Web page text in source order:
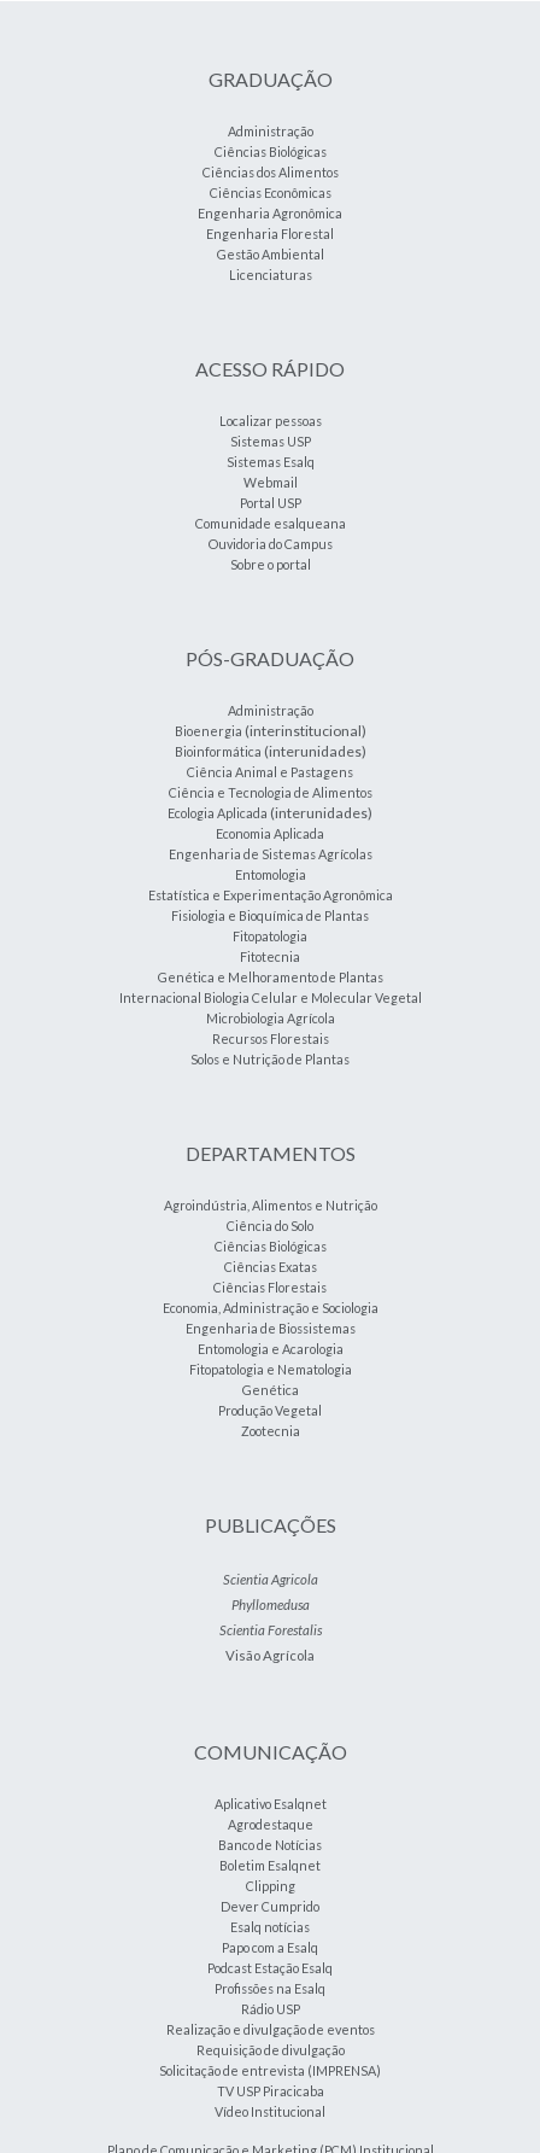
GRADUAÇÃO
Administração
Ciências Biológicas
Ciências dos Alimentos
Ciências Econômicas
Engenharia Agronômica
Engenharia Florestal
Gestão Ambiental
Licenciaturas
ACESSO RÁPIDO
Localizar pessoas
Sistemas USP
Sistemas Esalq
Webmail
Portal USP
Comunidade esalqueana
Ouvidoria do Campus
Sobre o portal
PÓS-GRADUAÇÃO
Administração
Bioenergia (interinstitucional)
Bioinformática (interunidades)
Ciência Animal e Pastagens
Ciência e Tecnologia de Alimentos
Ecologia Aplicada (interunidades)
Economia Aplicada
Engenharia de Sistemas Agrícolas
Entomologia
Estatística e Experimentação Agronômica
Fisiologia e Bioquímica de Plantas
Fitopatologia
Fitotecnia
Genética e Melhoramento de Plantas
Internacional Biologia Celular e Molecular Vegetal
Microbiologia Agrícola
Recursos Florestais
Solos e Nutrição de Plantas
DEPARTAMENTOS
Agroindústria, Alimentos e Nutrição
Ciência do Solo
Ciências Biológicas
Ciências Exatas
Ciências Florestais
Economia, Administração e Sociologia
Engenharia de Biossistemas
Entomologia e Acarologia
Fitopatologia e Nematologia
Genética
Produção Vegetal
Zootecnia
PUBLICAÇÕES
Scientia Agricola
Phyllomedusa
Scientia Forestalis
Visão Agrícola
COMUNICAÇÃO
Aplicativo Esalqnet
Agrodestaque
Banco de Notícias
Boletim Esalqnet
Clipping
Dever Cumprido
Esalq notícias
Papo com a Esalq
Podcast Estação Esalq
Profissões na Esalq
Rádio USP
Realização e divulgação de eventos
Requisição de divulgação
Solicitação de entrevista (IMPRENSA)
TV USP Piracicaba
Vídeo Institucional